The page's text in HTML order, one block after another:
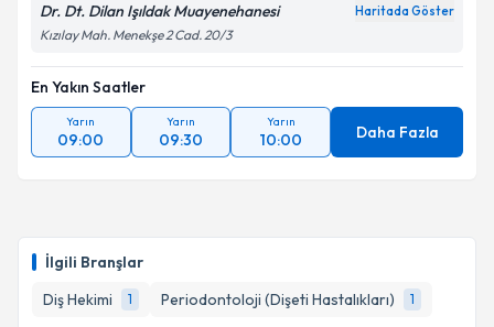
İlgili Branşlar
Diş Hekimi
1 Periodontoloji (Dişeti Hastalıkları) 1
Dr. Dt. Dilan Işıldak Muayenehanesi Haritada Göster
Kızılay Mah. Menekşe 2 Cad. 20/3
En Yakın Saatler
Yarın
09:00
Yarın
09:30
Yarın
10:00 Daha Fazla